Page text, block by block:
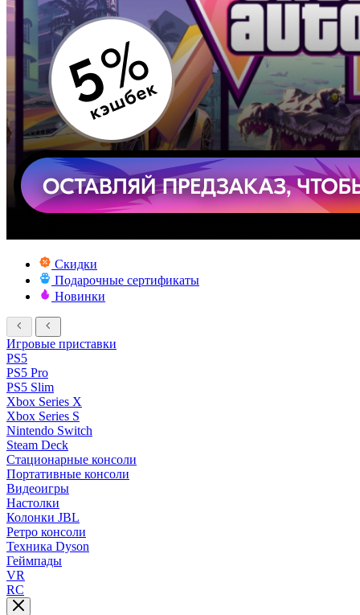
Скидки
Подарочные сертификаты
Новинки
Игровые приставки
PS5
PS5 Pro
PS5 Slim
Xbox Series X
Xbox Series S
Nintendo Switch
Steam Deck
Стационарные консоли
Портативные консоли
Видеоигры
Настолки
Колонки JBL
Ретро консоли
Техника Dyson
Геймпады
VR
RC